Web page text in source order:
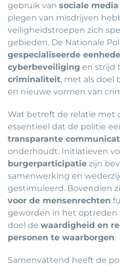
gebruik van sociale media
plegen van misdrijven
veiligheidstroepen zich
gebieden. De Nationale
gespecialiseerde
cyberbeveiliging en strijd
criminaliteit, met als doel
en nieuwe vormen van
Wat betreft de relatie met
essentieel dat de politie
transparante
onderhoudt. Initiatieven
burgerparticipatie zijn
samenwerking en
gestimuleerd. Bovendien
voor de mensenrechten
geworden in het optreden
doel de waardigheid en
personen te waarborgen.
Samenvattend heeft de